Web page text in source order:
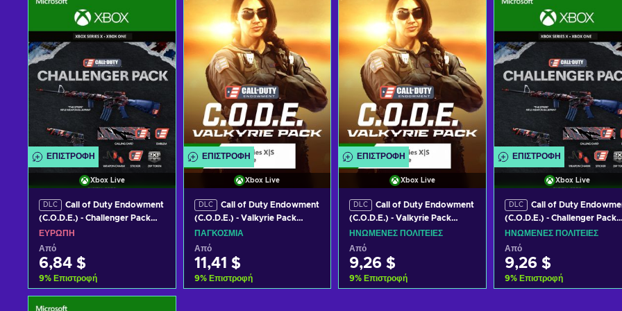
ΕΠΙΣΤΡΟΦΉ
Xbox Live
DLC
Call of Duty Endowment
(C.O.D.E.) - Challenger Pack
(DLC) XBOX LIVE Key
EUROPE
ΕΥΡΏΠΗ
Από
6,84 $
9% Επιστροφή
Προσθήκη στο καλάθι
ΕΠΙΣΤΡΟΦΉ
Xbox Live
DLC
Call of Duty Endowment
(C.O.D.E.) - Valkyrie Pack
(DLC) XBOX LIVE Key GLOBAL
ΠΑΓΚΌΣΜΙΑ
Από
11,41 $
9% Επιστροφή
ΕΠΙΣΤΡΟΦΉ
Xbox Live
DLC
Call of Duty Endowment
(C.O.D.E.) - Valkyrie Pack
(DLC) XBOX LIVE Key UNITED
STATES
ΗΝΩΜΈΝΕΣ ΠΟΛΙΤΕΊΕΣ
Από
9,26 $
9% Επιστροφή
ΕΠΙΣΤΡΟΦΉ
Xbox Live
DLC
Call of Duty
(C.O.D.E.) - Challenger Pack
(DLC) XBOX LIVE Key
STATES
ΗΝΩΜΈΝΕΣ ΠΟΛΙΤΕΊΕΣ
Από
9,26 $
9% Επιστροφή